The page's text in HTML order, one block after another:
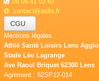
contact@aslla.fr
CGU
Mentions légales
Athlé Santé Loisirs Lens Agglo
Stade Léo Lagrange
Ave Raoul Briquet 62300 Lens
Agrément : 62SP12-014